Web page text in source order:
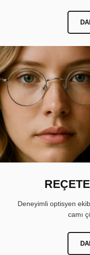
Deneyimli optisyen
camı